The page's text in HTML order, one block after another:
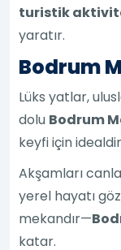
turistik
yaratır.
Bodrum
Lüks yatlar,
dolu Bodrum
keyfi için
Akşamları
yerel hayatı
mekandır—
katar.